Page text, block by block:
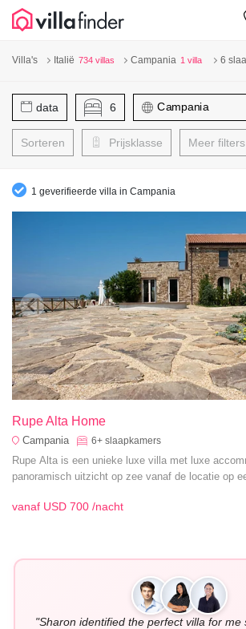
Villa's Italië 734 villas Campania 1 villa 6
data 6
Sorteren Prijsklasse Meer filters
1 geverifieerde villa in Campania
Rupe Alta Home
Campania 6+ slaapkamers
Rupe Alta is een unieke luxe villa met luxe
panoramisch uitzicht op zee vanaf de locatie op
vanaf USD 700 /nacht
"Sharon identified the perfect villa for me
Cookies beheer paneel